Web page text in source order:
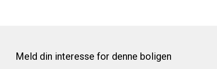
Meld din interesse for denne boligen